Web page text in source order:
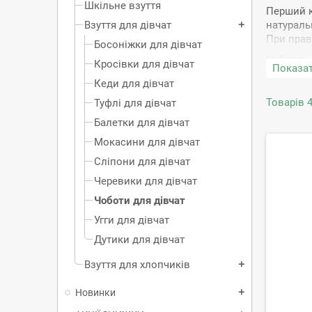
Шкільне взуття
Взуття для дівчат
add
Босоніжки для дівчат
Кросівки для дівчат
Кеди для дівчат
Туфлі для дівчат
Балетки для дівчат
Мокасини для дівчат
Сліпони для дівчат
Черевики для дівчат
Чоботи для дівчат
Угги для дівчат
Дутики для дівчат
Взуття для хлопчиків
add
Новинки add
Перший
При
Але ви
Носок
не може
ніжка
Тип
взуття.
Дитячі
від
Щоб
Товарів